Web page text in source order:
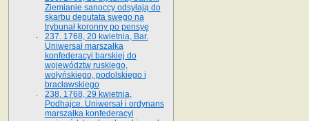
Ziemianie sanoccy odsyłają do
skarbu deputata swego na
trybunał koronny po pensyę
237. 1768, 20 kwietnia, Bar.
Uniwersał marszałka
konfederacyi barskiej do
województw ruskiego,
wołyńskiego, podolskiego i
bracławskiego
238. 1768, 29 kwietnia,
Podhajce. Uniwersał i ordynans
marszałka konfederacyi